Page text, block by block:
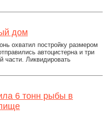
дом
охватил постройку размером
автоцистерна и три
части. Ликвидировать
6 тонн рыбы в